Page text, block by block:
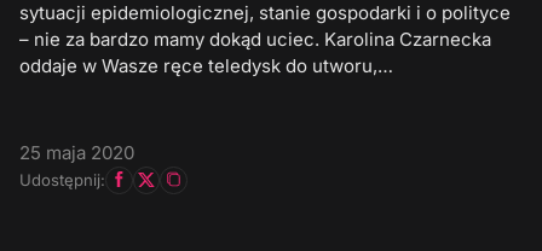
sytuacji epidemiologicznej, stanie gospodarki i o polityce
– nie za bardzo mamy dokąd uciec. Karolina Czarnecka
oddaje w Wasze ręce teledysk do utworu,…
25 maja 2020
Udostępnij: